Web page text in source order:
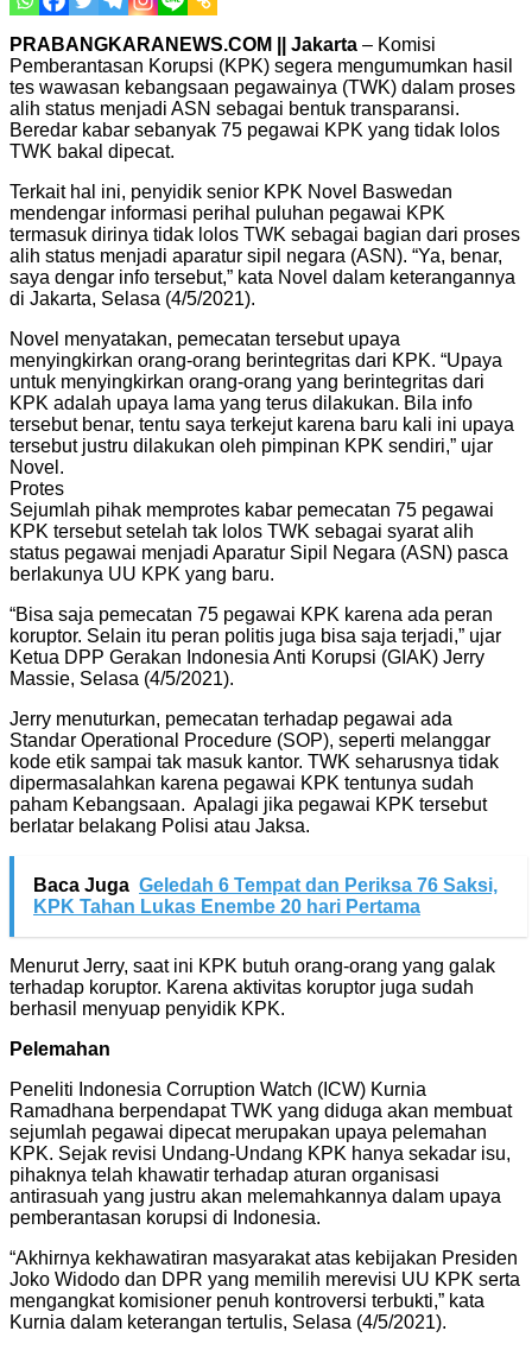
PRABANGKARANEWS.COM || Jakarta – Komisi
Pemberantasan Korupsi (KPK) segera mengumumkan hasil
tes wawasan kebangsaan pegawainya (TWK) dalam proses
alih status menjadi ASN sebagai bentuk transparansi.
Beredar kabar sebanyak 75 pegawai KPK yang tidak lolos
TWK bakal dipecat.
Terkait hal ini, penyidik senior KPK Novel Baswedan
mendengar informasi perihal puluhan pegawai KPK
termasuk dirinya tidak lolos TWK sebagai bagian dari proses
alih status menjadi aparatur sipil negara (ASN). “Ya, benar,
saya dengar info tersebut,” kata Novel dalam keterangannya
di Jakarta, Selasa (4/5/2021).
Novel menyatakan, pemecatan tersebut upaya
menyingkirkan orang-orang berintegritas dari KPK. “Upaya
untuk menyingkirkan orang-orang yang berintegritas dari
KPK adalah upaya lama yang terus dilakukan. Bila info
tersebut benar, tentu saya terkejut karena baru kali ini upaya
tersebut justru dilakukan oleh pimpinan KPK sendiri,” ujar
Novel.
Protes
Sejumlah pihak memprotes kabar pemecatan 75 pegawai
KPK tersebut setelah tak lolos TWK sebagai syarat alih
status pegawai menjadi Aparatur Sipil Negara (ASN) pasca
berlakunya UU KPK yang baru.
“Bisa saja pemecatan 75 pegawai KPK karena ada peran
koruptor. Selain itu peran politis juga bisa saja terjadi,” ujar
Ketua DPP Gerakan Indonesia Anti Korupsi (GIAK) Jerry
Massie, Selasa (4/5/2021).
Jerry menuturkan, pemecatan terhadap pegawai ada
Standar Operational Procedure (SOP), seperti melanggar
kode etik sampai tak masuk kantor. TWK seharusnya tidak
dipermasalahkan karena pegawai KPK tentunya sudah
paham Kebangsaan. Apalagi jika pegawai KPK tersebut
berlatar belakang Polisi atau Jaksa.
Baca Juga Geledah 6 Tempat dan Periksa 76 Saksi,
KPK Tahan Lukas Enembe 20 hari Pertama
Menurut Jerry, saat ini KPK butuh orang-orang yang galak
terhadap koruptor. Karena aktivitas koruptor juga sudah
berhasil menyuap penyidik KPK.
Pelemahan
Peneliti Indonesia Corruption Watch (ICW) Kurnia
Ramadhana berpendapat TWK yang diduga akan membuat
sejumlah pegawai dipecat merupakan upaya pelemahan
KPK. Sejak revisi Undang-Undang KPK hanya sekadar isu,
pihaknya telah khawatir terhadap aturan organisasi
antirasuah yang justru akan melemahkannya dalam upaya
pemberantasan korupsi di Indonesia.
“Akhirnya kekhawatiran masyarakat atas kebijakan Presiden
Joko Widodo dan DPR yang memilih merevisi UU KPK serta
mengangkat komisioner penuh kontroversi terbukti,” kata
Kurnia dalam keterangan tertulis, Selasa (4/5/2021).